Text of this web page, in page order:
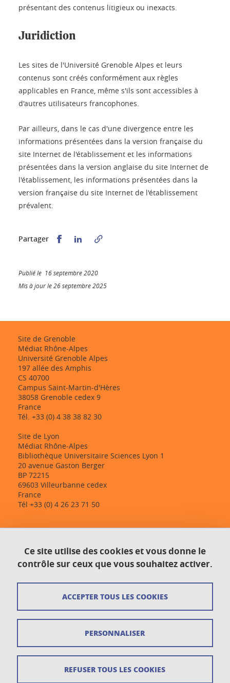
présentant des contenus litigieux ou inexacts.
Juridiction
Les sites de l'Université Grenoble Alpes et leurs
contenus sont créés conformément aux règles
applicables en France, même s'ils sont accessibles à
d'autres utilisateurs francophones.
Par ailleurs, dans le cas d'une divergence entre les
informations présentées dans la version française du
site Internet de l'établissement et les informations
présentées dans la version anglaise du site Internet de
l'établissement, les informations présentées dans la
version française du site Internet de l'établissement
prévalent.
Partager Partager sur Facebook
Partager sur LinkedIn
Publié le 16 septembre 2020
Mis à jour le 26 septembre 2025
Site de Grenoble
Médiat Rhône-Alpes
Université Grenoble Alpes
197 allée des Amphis
CS 40700
Campus Saint-Martin-d'Hères
38058 Grenoble cedex 9
France
Tél. +33 (0) 4 38 38 82 30
Site de Lyon
Médiat Rhône-Alpes
Bibliothèque Universitaire Sciences Lyon 1
20 avenue Gaston Berger
BP 72215
69603 Villeurbanne cedex
France
Tél +33 (0) 4 26 23 71 50
Plan du site
Crédits
Mentions légales
Données personnelles
Ce site utilise des cookies et vous donne le
contrôle sur ceux que vous souhaitez activer.
ACCEPTER TOUS LES COOKIES
REFUSER TOUS LES COOKIES
PERSONNALISER